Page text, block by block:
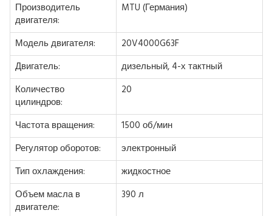
Производитель
двигателя:
MTU (Германия)
Модель двигателя:
20V4000G63F
Двигатель:
дизельный, 4-х тактный
Количество
цилиндров:
20
Частота вращения:
1500 об/мин
Регулятор оборотов:
электронный
Тип охлаждения:
жидкостное
Объем масла в
двигателе:
390 л